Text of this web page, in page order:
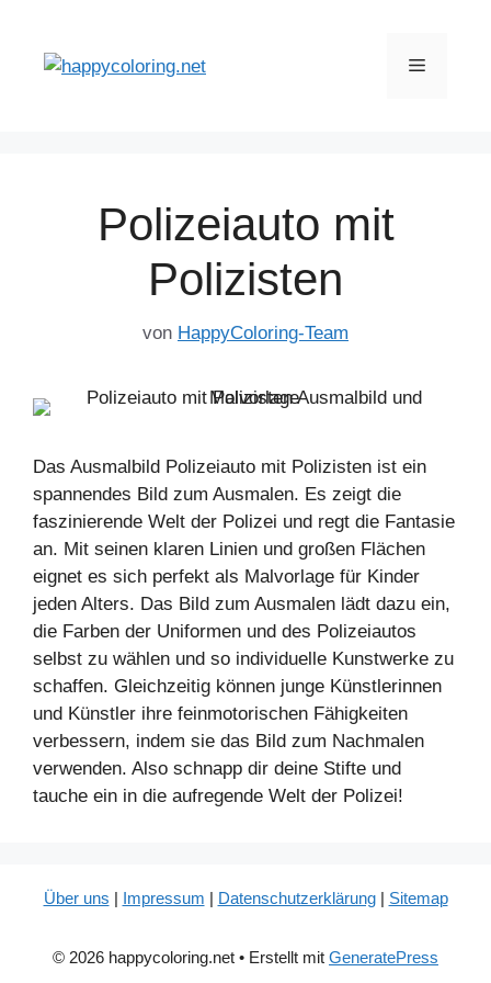
springen
Menü
Polizeiauto mit
Polizisten
von HappyColoring-Team
Das Ausmalbild Polizeiauto mit Polizisten ist ein
spannendes Bild zum Ausmalen. Es zeigt die
faszinierende Welt der Polizei und regt die Fantasie
an. Mit seinen klaren Linien und großen Flächen
eignet es sich perfekt als Malvorlage für Kinder
jeden Alters. Das Bild zum Ausmalen lädt dazu ein,
die Farben der Uniformen und des Polizeiautos
selbst zu wählen und so individuelle Kunstwerke zu
schaffen. Gleichzeitig können junge Künstlerinnen
und Künstler ihre feinmotorischen Fähigkeiten
verbessern, indem sie das Bild zum Nachmalen
verwenden. Also schnapp dir deine Stifte und
tauche ein in die aufregende Welt der Polizei!
Über uns | Impressum | Datenschutzerklärung| Sitemap
© 2026 happycoloring.net • Erstellt mit GeneratePress